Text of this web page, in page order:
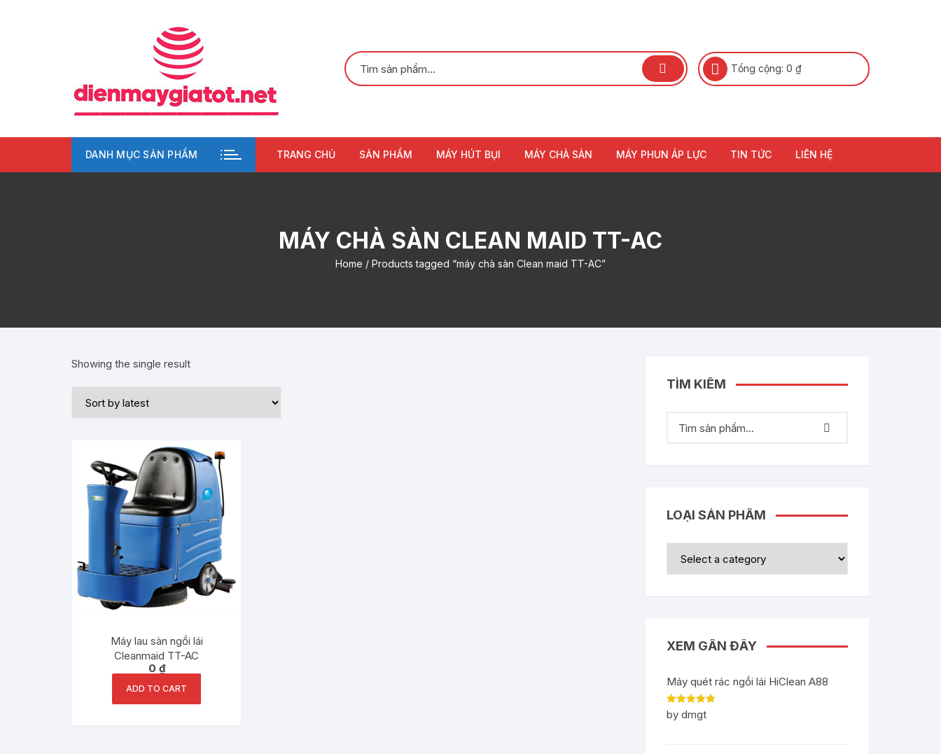
Tổng cộng: 0 ₫
DANH MỤC SẢN PHẨM TRANG CHỦ SẢN PHẨM MÁY HÚT BỤI MÁY CHÀ SÀN MÁY PHUN ÁP LỰC TIN TỨC LIÊN HỆ
MÁY CHÀ SÀN CLEAN MAID TT-AC
Home / Products tagged “máy chà sàn Clean maid TT-AC”
Showing the single result
Máy lau sàn ngồi lái
Cleanmaid TT-AC
0 ₫
ADD TO CART
TÌM KIẾM
LOẠI SẢN PHẨM
XEM GẦN ĐÂY
Máy quét rác ngồi lái HiClean A88
Rated5out
of 5
by dmgt